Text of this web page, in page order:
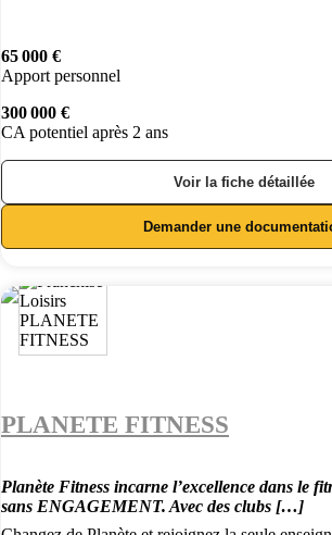
65 000 €
Apport personnel
300 000 €
CA potentiel après 2 ans
Voir la fiche détaillée
Demander une
PLANETE FITNESS
Planète Fitness incarne l’excellence dans le
sans ENGAGEMENT. Avec des clubs […]